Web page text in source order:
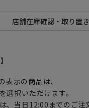
表示の商品は、
選択いただけます。
、当日12:00までのご